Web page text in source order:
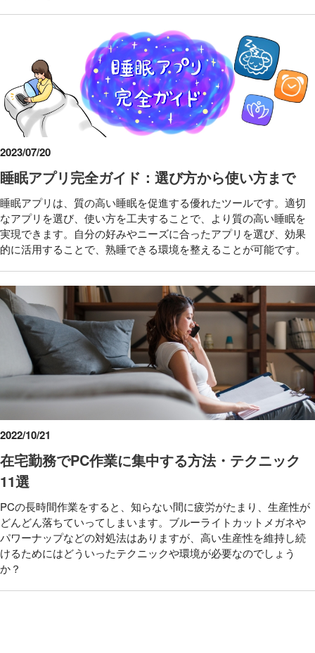
睡眠アプリ完全ガイド：選び方から使い方まで
2023/07/20
睡眠アプリは、質の高い睡眠を促進する優れたツールです。適切
なアプリを選び、使い方を工夫することで、より質の高い睡眠を
実現できます。自分の好みやニーズに合ったアプリを選び、効果
的に活用することで、熟睡できる環境を整えることが可能です。
在宅勤務でPC作業に集中する方法・テクニック
11選
2022/10/21
PCの長時間作業をすると、知らない間に疲労がたまり、生産性が
どんどん落ちていってしまいます。ブルーライトカットメガネや
パワーナップなどの対処法はありますが、高い生産性を維持し続
けるためにはどういったテクニックや環境が必要なのでしょう
か？